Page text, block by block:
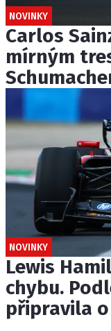
NOVINKY
Carlos
mírným
NOVINKY
Lewis
chybu.
připravila